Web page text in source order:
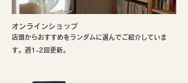
​オンラインショップ
店頭からおすすめをランダムに選んでご紹介していま
す。週1-2回更新。